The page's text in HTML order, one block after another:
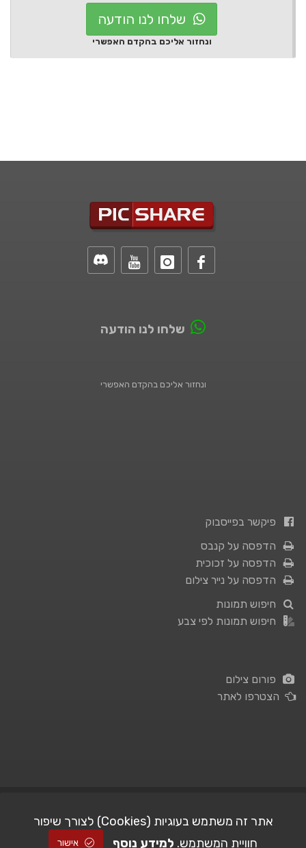
שלחו לנו הודעה
ונחזור אליכם בהקדם האפשרי
שלחו לנו הודעה
ונחזור אליכם בהקדם האפשרי
פיקשר בפייסבוק
הדפסה על קנבס
הדפסה על זכוכית
הדפסה על נייר צילום
חיפוש תמונות
חיפוש תמונות לפי צבע
פורום צילום
הצטרפו לאתר
© All Rights Reserved | STUDIO101| Picshare.co.il - כל הזכויות שמורות
אתר זה משתמש בעוגיות (Cookies) לצורך שיפור
חוויית המשתמש. למידע נוסף